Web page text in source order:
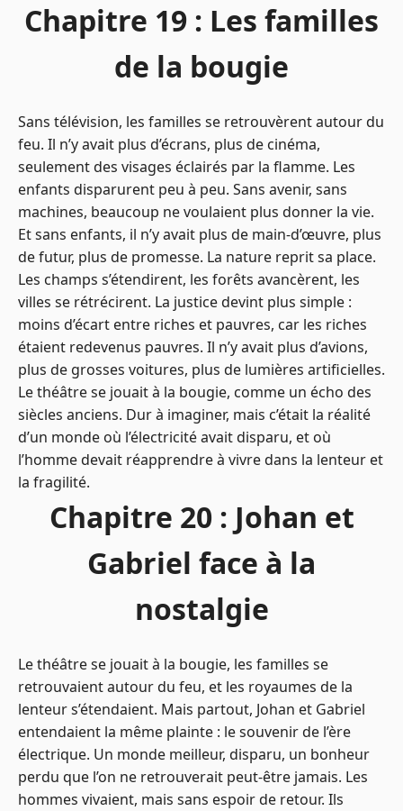
Chapitre 19 : Les familles
de la bougie
Sans télévision, les familles se retrouvèrent autour du
feu. Il n’y avait plus d’écrans, plus de cinéma,
seulement des visages éclairés par la flamme. Les
enfants disparurent peu à peu. Sans avenir, sans
machines, beaucoup ne voulaient plus donner la vie.
Et sans enfants, il n’y avait plus de main-d’œuvre, plus
de futur, plus de promesse. La nature reprit sa place.
Les champs s’étendirent, les forêts avancèrent, les
villes se rétrécirent. La justice devint plus simple :
moins d’écart entre riches et pauvres, car les riches
étaient redevenus pauvres. Il n’y avait plus d’avions,
plus de grosses voitures, plus de lumières artificielles.
Le théâtre se jouait à la bougie, comme un écho des
siècles anciens. Dur à imaginer, mais c’était la réalité
d’un monde où l’électricité avait disparu, et où
l’homme devait réapprendre à vivre dans la lenteur et
la fragilité.
Chapitre 20 : Johan et
Gabriel face à la
nostalgie
Le théâtre se jouait à la bougie, les familles se
retrouvaient autour du feu, et les royaumes de la
lenteur s’étendaient. Mais partout, Johan et Gabriel
entendaient la même plainte : le souvenir de l’ère
électrique. Un monde meilleur, disparu, un bonheur
perdu que l’on ne retrouverait peut-être jamais. Les
hommes vivaient, mais sans espoir de retour. Ils